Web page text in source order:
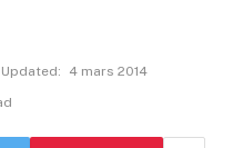
Updated:
4 mars 2014